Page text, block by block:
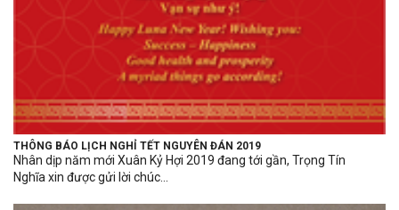
THÔNG BÁO LỊCH NGHỈ TẾT NGUYÊN ĐÁN 2019
Nhân dịp năm mới Xuân Kỷ Hợi 2019 đang tới gần, Trọng Tín
Nghĩa xin được gửi lời chúc...